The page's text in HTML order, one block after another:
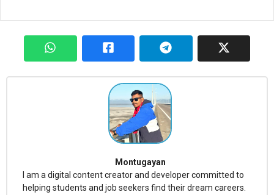
Montugayan
I am a digital content creator and developer committed to
helping students and job seekers find their dream careers.